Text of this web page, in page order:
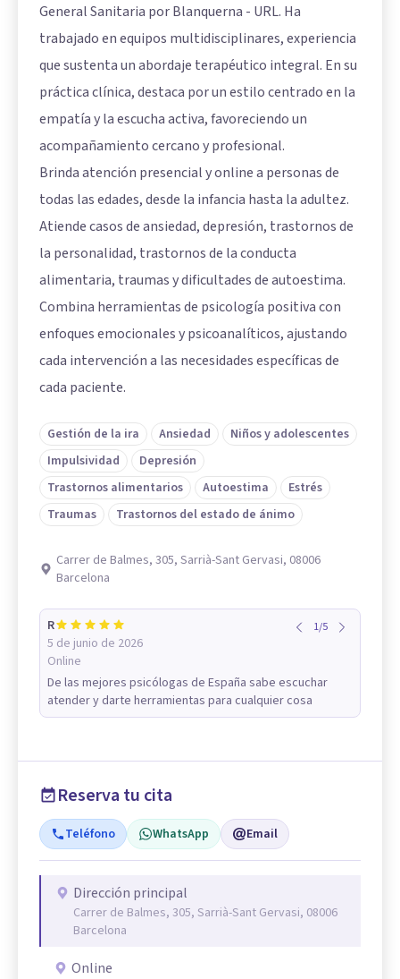
General Sanitaria por Blanquerna - URL. Ha
trabajado en equipos multidisciplinares, experiencia
que sustenta un abordaje terapéutico integral. En su
práctica clínica, destaca por un estilo centrado en la
empatía y la escucha activa, favoreciendo un
acompañamiento cercano y profesional.
Brinda atención presencial y online a personas de
todas las edades, desde la infancia hasta la adultez.
Atiende casos de ansiedad, depresión, trastornos de
la personalidad, trastornos de la conducta
alimentaria, traumas y dificultades de autoestima.
Combina herramientas de psicología positiva con
enfoques emocionales y psicoanalíticos, ajustando
cada intervención a las necesidades específicas de
cada paciente.
Gestión de la ira Ansiedad
Niños y adolescentes
Impulsividad
Depresión
Trastornos alimentarios
Autoestima
Estrés
Traumas
Trastornos del estado de ánimo
Carrer de Balmes, 305, Sarrià-Sant Gervasi, 08006
Barcelona
R
5 de junio de 2026
Online
1/5
De las mejores psicólogas de España sabe escuchar
atender y darte herramientas para cualquier cosa
Reserva tu cita
Teléfono WhatsApp Email
Dirección principal
Carrer de Balmes, 305, Sarrià-Sant Gervasi, 08006
Barcelona
Online